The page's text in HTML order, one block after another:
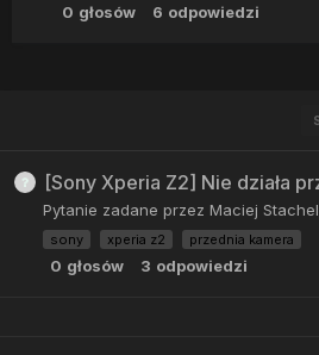
0 głosów 6 odpowiedzi
[Sony Xperia Z2] Nie działa
Pytanie zadane przez Maciej
sony xperia z2 przednia kamera
0 głosów 3 odpowiedzi